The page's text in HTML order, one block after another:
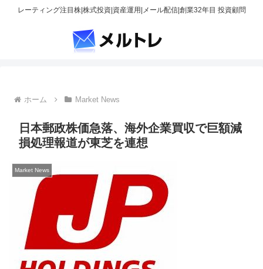
レーティング注目株|株式投資|資産運用|メール配信|創業32年目 投資顧問
ホーム Market News
日本郵政株価急落、海外企業買収で巨額減
損処理報道が東芝を連想
Market News